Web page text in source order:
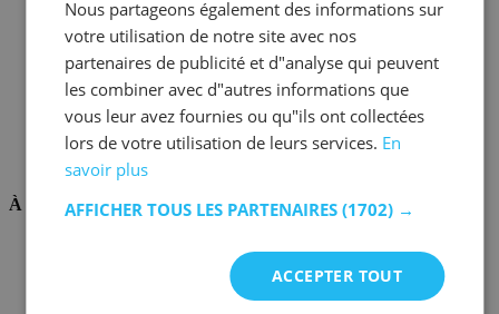
Service et garantie
Annuler ou retourner
Réclamations
Astuces de montage
Conseils d'entretien
Mot de passe oublié?
FAQ
Stockage & Fulfilment
À propos de nous
Nous partageons également des informations sur
votre utilisation de notre site avec nos
partenaires de publicité et d"analyse qui peuvent
les combiner avec d"autres informations que
vous leur avez fournies ou qu"ils ont collectées
lors de votre utilisation de leurs services. En
savoir plus
AFFICHER TOUS LES PARTENAIRES (1702) →
ACCEPTER TOUT